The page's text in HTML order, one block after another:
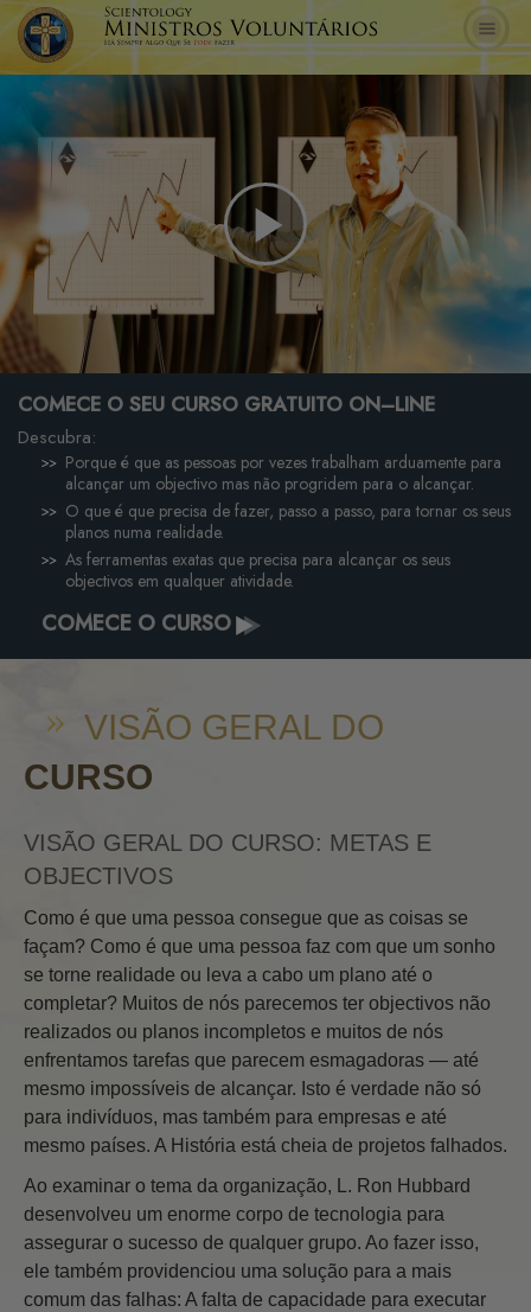
Play
Video
COMECE O SEU CURSO GRATUITO ON–LINE
Descubra:
Porque é que as pessoas por vezes trabalham arduamente para
alcançar um objectivo mas não progridem para o alcançar.
O que é que precisa de fazer, passo a passo, para tornar os seus
planos numa realidade.
As ferramentas exatas que precisa para alcançar os seus
objectivos em qualquer atividade.
COMECE O CURSO
VISÃO GERAL DO
CURSO
VISÃO GERAL DO CURSO: METAS E
OBJECTIVOS
Como é que uma pessoa consegue que as coisas se
façam? Como é que uma pessoa faz com que um sonho
se torne realidade ou leva a cabo um plano até o
completar? Muitos de nós parecemos ter objectivos não
realizados ou planos incompletos e muitos de nós
enfrentamos tarefas que parecem esmagadoras — até
mesmo impossíveis de alcançar. Isto é verdade não só
para indivíduos, mas também para empresas e até
mesmo países. A História está cheia de projetos falhados.
Ao examinar o tema da organização, L. Ron Hubbard
desenvolveu um enorme corpo de tecnologia para
assegurar o sucesso de qualquer grupo. Ao fazer isso,
ele também providenciou uma solução para a mais
comum das falhas: A falta de capacidade para executar